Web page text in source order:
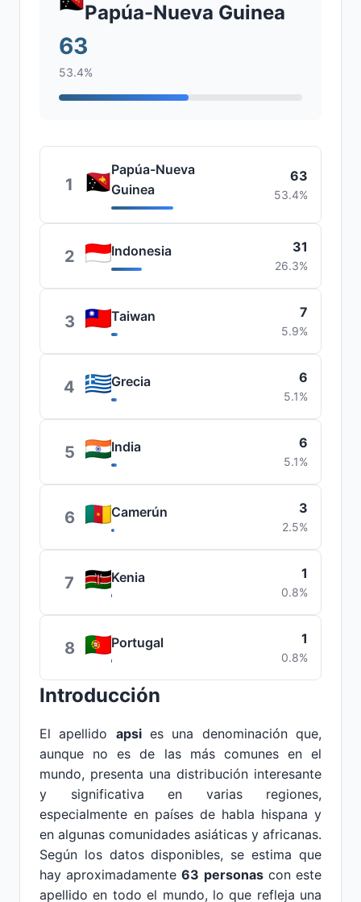
Papúa-Nueva Guinea
63
53.4%
1
Papúa-Nueva
Guinea
63
53.4%
2 Indonesia 31
26.3%
3 Taiwan 7
5.9%
4 Grecia 6
5.1%
5 India 6
5.1%
6 Camerún 3
2.5%
7 Kenia 1
0.8%
8 Portugal 1
0.8%
Introducción
El apellido apsies una denominación que,
aunque no es de las más comunes en el
mundo, presenta una distribución interesante
y significativa en varias regiones,
especialmente en países de habla hispana y
en algunas comunidades asiáticas y africanas.
Según los datos disponibles, se estima que
hay aproximadamente63 personascon este
apellido en todo el mundo, lo que refleja una